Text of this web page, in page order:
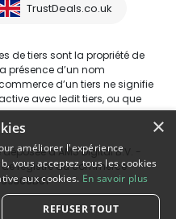
TrustDeals.co.uk
de tiers sont la propriété de
présence d’un nom
d’un tiers ne signifie
avec ledit tiers, ou que
d’AMS Digital B.V. -
de registre du commerce
×
améliorer l'expérience
vous acceptez tous les cookies
aux cookies. En savoir plus
REFUSER TOUT